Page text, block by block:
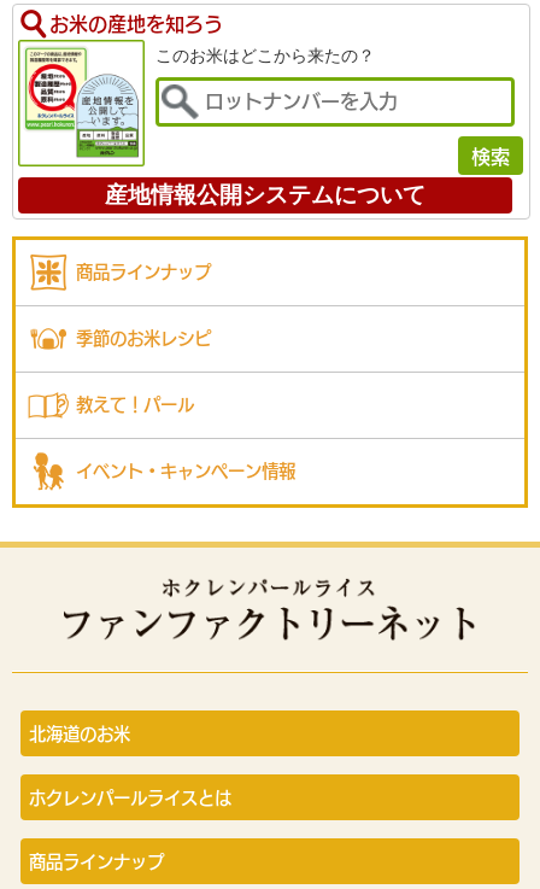
お米の産地を知ろう
このお米はどこから来たの？
産地情報公開システムについて
商品ラインナップ
季節のお米レシピ
教えて！パール
イベント・キャンペーン情報
北海道のお米
ホクレンパールライスとは
商品ラインナップ